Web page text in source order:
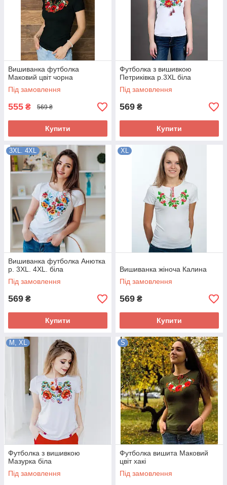
Вишиванка футболка
Маковий цвіт чорна
Під замовлення
555 ₴ 569 ₴
Купити
Футболка з вишивкою
Петриківка р.3XL біла
Під замовлення
569 ₴
Купити
3XL. 4XL
Вишиванка футболка Анютка
р. 3XL. 4XL. біла
Під замовлення
569 ₴
Купити
XL
Вишиванка жіноча Калина
Під замовлення
569 ₴
Купити
M, XL
Футболка з вишивкою
Мазурка біла
Під замовлення
S
Футболка вишита Маковий
цвіт хакі
Під замовлення